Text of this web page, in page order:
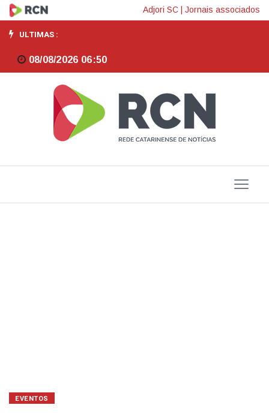
Ostra
sem
imposto
marca
ACIF
Adjori SC Jornais associados
ULTIMAS :
08/08/2026 06:50
EVENTOS